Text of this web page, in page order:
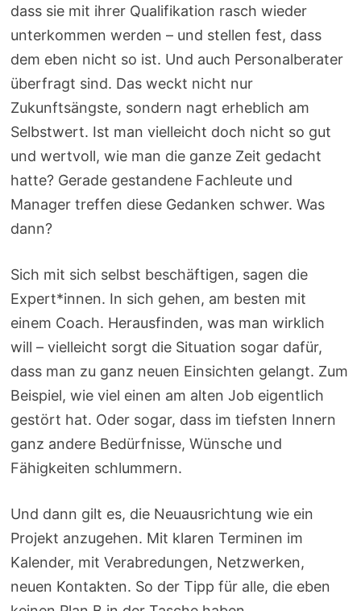
dass sie mit ihrer Qualifikation rasch wieder
unterkommen werden – und stellen fest, dass
dem eben nicht so ist. Und auch Personalberater
überfragt sind. Das weckt nicht nur
Zukunftsängste, sondern nagt erheblich am
Selbstwert. Ist man vielleicht doch nicht so gut
und wertvoll, wie man die ganze Zeit gedacht
hatte? Gerade gestandene Fachleute und
Manager treffen diese Gedanken schwer. Was
dann?
Sich mit sich selbst beschäftigen, sagen die
Expert*innen. In sich gehen, am besten mit
einem Coach. Herausfinden, was man wirklich
will – vielleicht sorgt die Situation sogar dafür,
dass man zu ganz neuen Einsichten gelangt. Zum
Beispiel, wie viel einen am alten Job eigentlich
gestört hat. Oder sogar, dass im tiefsten Innern
ganz andere Bedürfnisse, Wünsche und
Fähigkeiten schlummern.
Und dann gilt es, die Neuausrichtung wie ein
Projekt anzugehen. Mit klaren Terminen im
Kalender, mit Verabredungen, Netzwerken,
neuen Kontakten. So der Tipp für alle, die eben